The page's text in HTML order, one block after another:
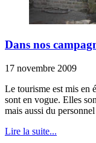
Dans nos
17 novembre 2009
Le tourisme est mis en
sont en vogue. Elles
mais aussi du
Lire la suite...